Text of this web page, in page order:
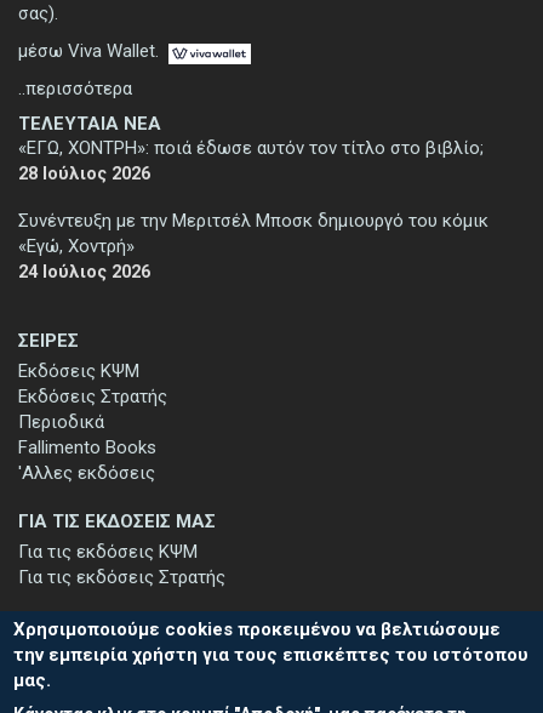
ΣΕΙΡΕΣ
Εκδόσεις ΚΨΜ
Εκδόσεις Στρατής
Περιοδικά
Fallimento Books
'Αλλες εκδόσεις
ΤΕΛΕΥΤΑΙΑ ΝΕΑ
«ΕΓΩ, ΧΟΝΤΡΗ»: ποιά έδωσε αυτόν τον τίτλο στο βιβλίο;
28 Ιούλιος 2026
Συνέντευξη με την Μεριτσέλ Μποσκ δημιουργό του κόμικ
«Εγώ, Χοντρή»
24 Ιούλιος 2026
ΓΙΑ ΤΙΣ ΕΚΔΟΣΕΙΣ ΜΑΣ
Για τις εκδόσεις ΚΨΜ
Για τις εκδόσεις Στρατής
σας).
μέσω Viva Wallet.
..περισσότερα
ΕΓΓΡΑΦΗ ΣΤΟ ΕΝΗΜΕΡΩΤΙΚΟ ΔΕΛΤΙΟ
Χρησιμοποιούμε cookies προκειμένου να βελτιώσουμε
την εμπειρία χρήστη για τους επισκέπτες του ιστότοπου
μας.